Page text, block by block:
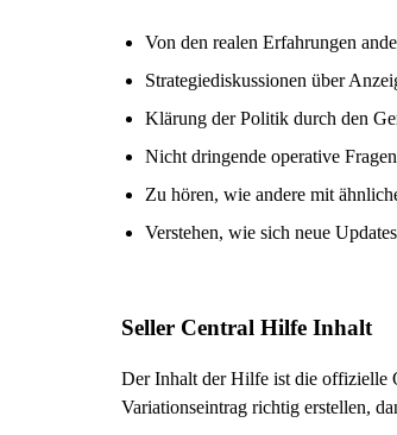
Von den realen Erfahrungen
Strategiediskussionen über
Klärung der Politik durch den
Nicht dringende operative Fragen
Zu hören, wie andere mit
Verstehen, wie sich neue
Seller Central Hilfe Inhalt
Der Inhalt der Hilfe ist die offizielle
Variationseintrag richtig erstellen,